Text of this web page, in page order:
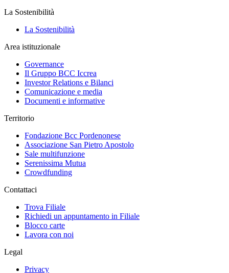
La Sostenibilità
La Sostenibilità
Area istituzionale
Governance
Il Gruppo BCC Iccrea
Investor Relations e Bilanci
Comunicazione e media
Documenti e informative
Territorio
Fondazione Bcc Pordenonese
Associazione San Pietro Apostolo
Sale multifunzione
Serenissima Mutua
Crowdfunding
Contattaci
Trova Filiale
Richiedi un appuntamento in Filiale
Blocco carte
Lavora con noi
Legal
Privacy